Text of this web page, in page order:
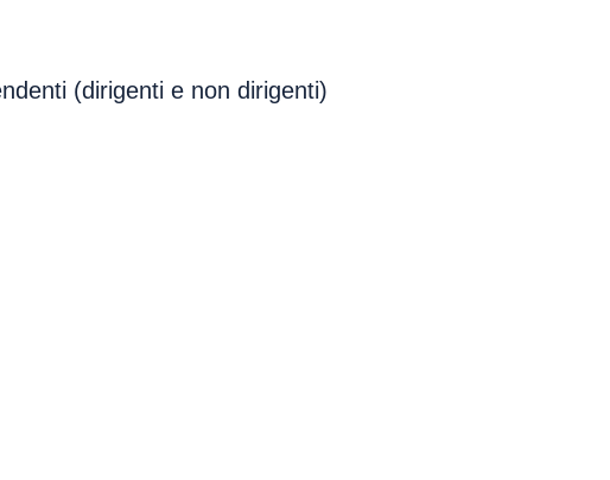
(dirigenti e non dirigenti)